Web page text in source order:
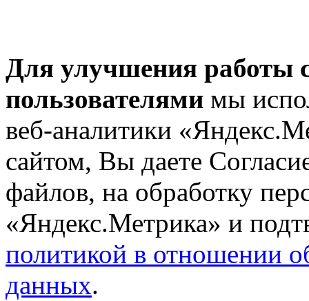
Для улучшения работы
пользователями мы
веб-аналитики
сайтом, Вы даете
файлов, на обработку
«Яндекс.Метрика» и
политикой в отношении
данных.